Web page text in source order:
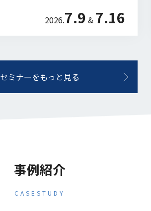
2026.7.9 & 7.16
セミナーをもっと見る
事例紹介
CASESTUDY